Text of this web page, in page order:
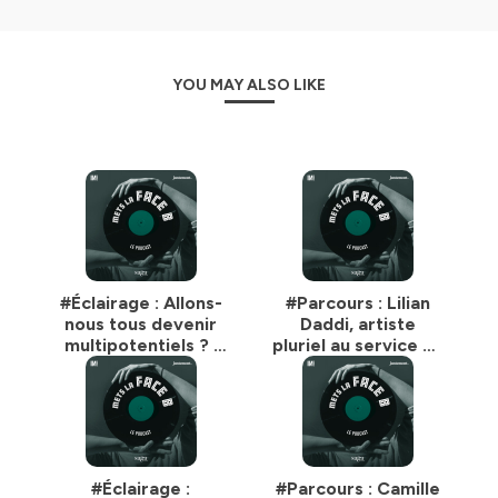
pour plus d'informations.
YOU MAY ALSO LIKE
#Éclairage : Allons-
nous tous devenir
multipotentiels ? |
Jérémy Lamri
#Parcours : Lilian
Daddi, artiste
pluriel au service du
message
#Éclairage : #Parcours : Camille